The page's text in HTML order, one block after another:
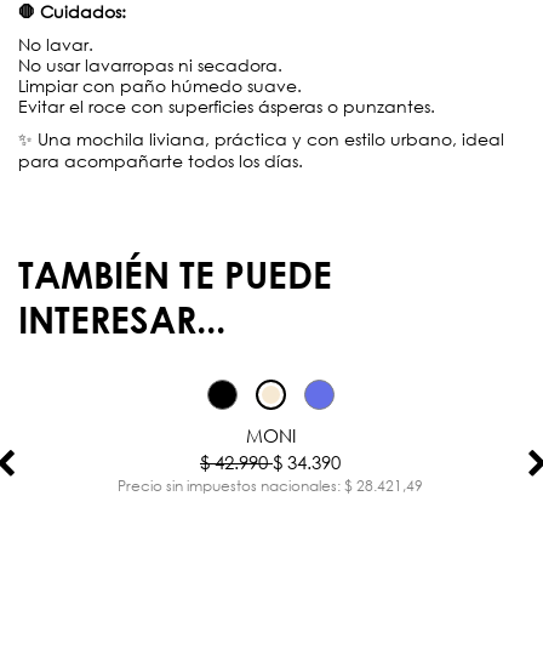
🛑 Cuidados:
No lavar.
No usar lavarropas ni secadora.
Limpiar con paño húmedo suave.
Evitar el roce con superficies ásperas o punzantes.
✨ Una mochila liviana, práctica y con estilo urbano, ideal
para acompañarte todos los días.
TAMBIÉN TE PUEDE
INTERESAR...
MONI
$ 42.990$ 34.390
Precio sin impuestos nacionales: $ 28.421,49